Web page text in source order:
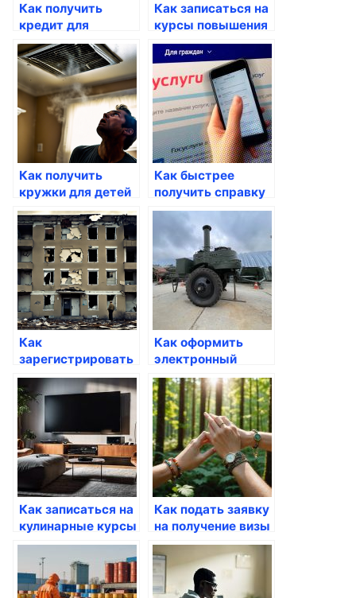
Как получить
кредит для
бизнеса через
Госуслуги
Как записаться на
курсы повышения
квалификации
через Госуслуги
Как получить
кружки для детей
через Госуслуги
Как быстрее
получить справку
о доме через
Госуслуги
Как
зарегистрировать
авто через
Госуслуги
Как оформить
электронный
паспорт через
Госуслуги
Как записаться на
кулинарные курсы
через Госуслуги
Как подать заявку
на получение визы
через Госуслуги